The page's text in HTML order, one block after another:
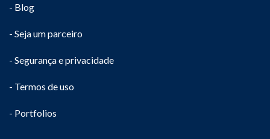
- Blog
- Seja um parceiro
- Segurança e privacidade
- Termos de uso
- Portfolios